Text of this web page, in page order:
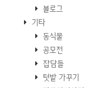
블로그
기타
동식물
공모전
잡담들
텃밭 가꾸기